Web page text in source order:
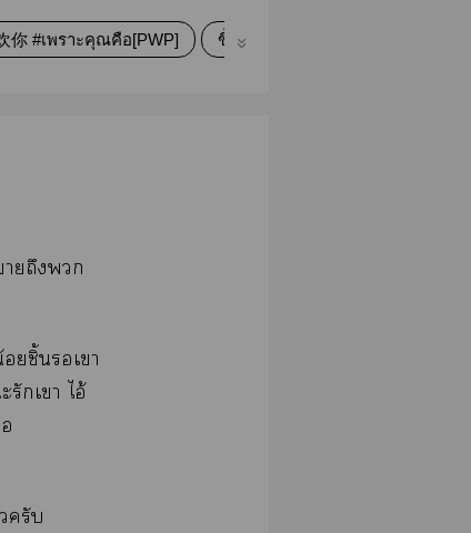
你 #เพราะคุณคือ[PWP]​ ขี้หวง
ถึง
ยชิ้นเา
กเา ไอ้
ครับ